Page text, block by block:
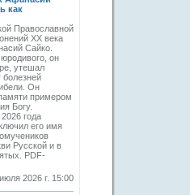
как
Православной
XX века
Сайко.
он
утешал
болезней
Он
примером
Богу.
года
его имя
Русской и в
PDF-
2026 г. 15:00